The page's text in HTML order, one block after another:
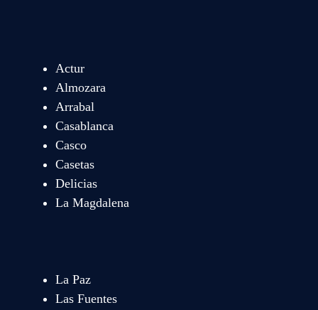
Actur
Almozara
Arrabal
Casablanca
Casco
Casetas
Delicias
La Magdalena
La Paz
Las Fuentes